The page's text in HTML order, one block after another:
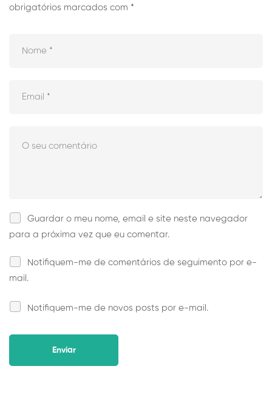
obrigatórios marcados com *
Guardar o meu nome, email e site neste navegador
para a próxima vez que eu comentar.
Notifiquem-me de comentários de seguimento por e-
mail.
Notifiquem-me de novos posts por e-mail.